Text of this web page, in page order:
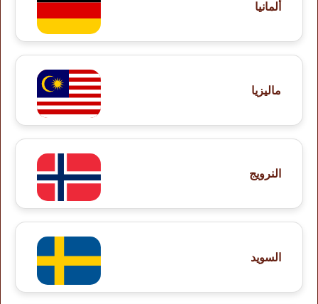
ألمانيا
ماليزيا
النرويج
السويد